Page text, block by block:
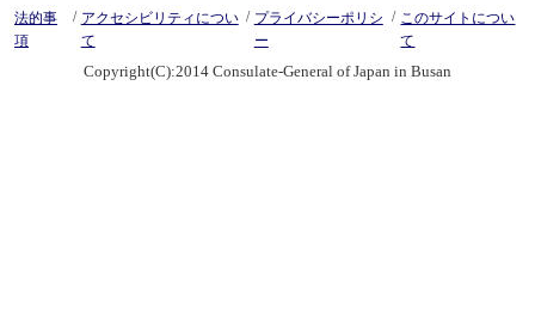
法的事
項
/ アクセシビリティについ
て
/ プライバシーポリシ
ー
/ このサイトについ
て
Copyright(C):2014 Consulate-General of Japan in Busan